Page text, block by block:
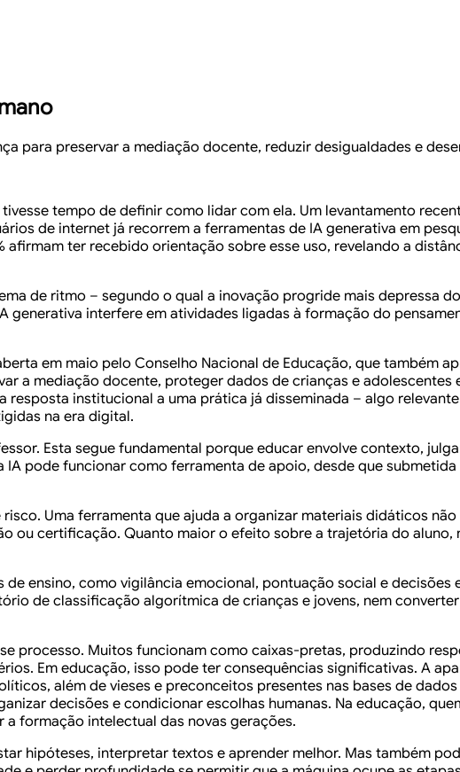
para preservar a mediação docente, reduzir desigualdades e
tempo de definir como lidar com ela. Um levantamento
de internet já recorrem a ferramentas de IA generativa em
ter recebido orientação sobre esse uso, revelando a
de ritmo – segundo o qual a inovação progride mais depressa
generativa interfere em atividades ligadas à formação do
em maio pelo Conselho Nacional de Educação, que também
a mediação docente, proteger dados de crianças e adolescentes
institucional a uma prática já disseminada – algo
na era digital.
Esta segue fundamental porque educar envolve contexto,
pode funcionar como ferramenta de apoio, desde que
Uma ferramenta que ajuda a organizar materiais didáticos
ou certificação. Quanto maior o efeito sobre a trajetória do aluno,
ensino, como vigilância emocional, pontuação social e decisões
de classificação algorítmica de crianças e jovens, nem
processo. Muitos funcionam como caixas-pretas, produzindo
Em educação, isso pode ter consequências significativas. A
além de vieses e preconceitos presentes nas bases de
decisões e condicionar escolhas humanas. Na educação,
formação intelectual das novas gerações.
hipóteses, interpretar textos e aprender melhor. Mas também